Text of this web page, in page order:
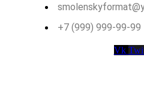
+7 (999) 999-99-99
Vk